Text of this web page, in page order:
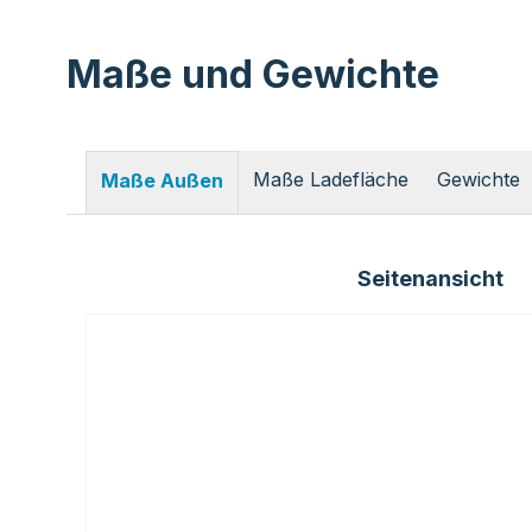
Maße und Gewichte
Maße Außen Maße Ladefläche Gewichte
Seitenansicht